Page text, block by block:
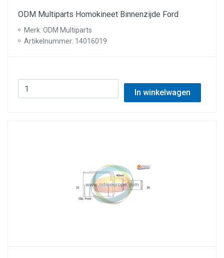
ODM Multiparts Homokineet Binnenzijde Ford
Merk: ODM Multiparts
Artikelnummer: 14016019
In winkelwagen